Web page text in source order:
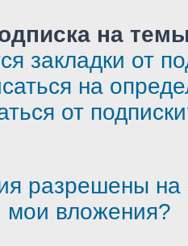
на
закладки от
на
от
разрешены
мои вложения?